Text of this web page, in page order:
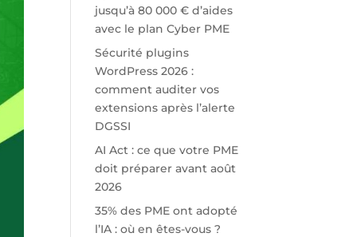
jusqu’à 80 000 € d’aides
avec le plan Cyber PME
Sécurité plugins
WordPress 2026 :
comment auditer vos
extensions après l’alerte
DGSSI
AI Act : ce que votre PME
doit préparer avant août
2026
35% des PME ont adopté
l’IA : où en êtes-vous ?